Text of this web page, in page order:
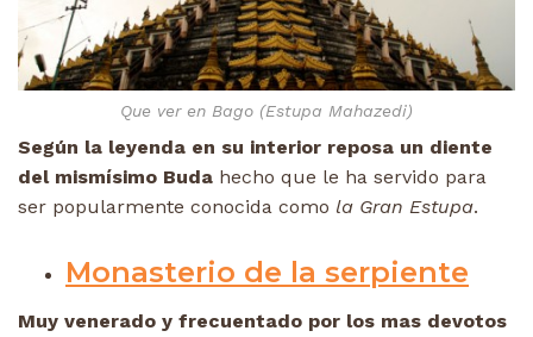
Que ver en Bago (Estupa Mahazedi)
Según la leyenda en su interior reposa un diente
del mismísimo Buda hecho que le ha servido para
ser popularmente conocida como la Gran Estupa.
Monasterio de la serpiente
Muy venerado y frecuentado por los mas devotos